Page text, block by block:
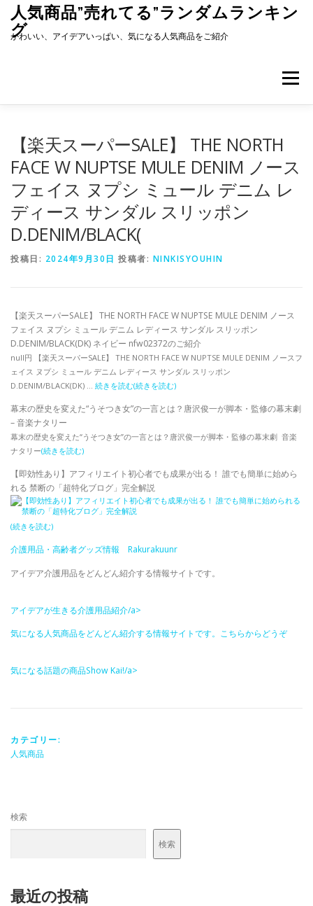
キ
人気商品”売れてる”ランダムランキン
グ
かわいい、アイデアいっぱい、気になる人気商品をご紹介
メニュー
【楽天スーパーSALE】 THE NORTH
FACE W NUPTSE MULE DENIM ノース
フェイス ヌプシ ミュール デニム レ
ディース サンダル スリッポン
D.DENIM/BLACK(
投稿日: 2024年9月30日 投稿者: NINKISYOUHIN
【楽天スーパーSALE】 THE NORTH FACE W NUPTSE MULE DENIM ノース
フェイス ヌプシ ミュール デニム レディース サンダル スリッポン
D.DENIM/BLACK(DK) ネイビー nfw02372のご紹介
null円 【楽天スーパーSALE】 THE NORTH FACE W NUPTSE MULE DENIM ノースフ
ェイス ヌプシ ミュール デニム レディース サンダル スリッポン
D.DENIM/BLACK(DK) … 続きを読む(続きを読む)
幕末の歴史を変えた“うそつき女”の一言とは？唐沢俊一が脚本・監修の幕末劇
– 音楽ナタリー
幕末の歴史を変えた“うそつき女”の一言とは？唐沢俊一が脚本・監修の幕末劇 音楽
ナタリー(続きを読む)
【即効性あり】アフィリエイト初心者でも成果が出る！ 誰でも簡単に始めら
れる 禁断の「超特化ブログ」完全解説
(続きを読む)
介護用品・高齢者グッズ情報 Rakurakuunr
アイデア介護用品をどんどん紹介する情報サイトです。
アイデアが生きる介護用品紹介/a>
気になる人気商品をどんどん紹介する情報サイトです。こちらからどうぞ
気になる話題の商品Show Kai!/a>
カテゴリー:
人気商品
検索
検索
最近の投稿